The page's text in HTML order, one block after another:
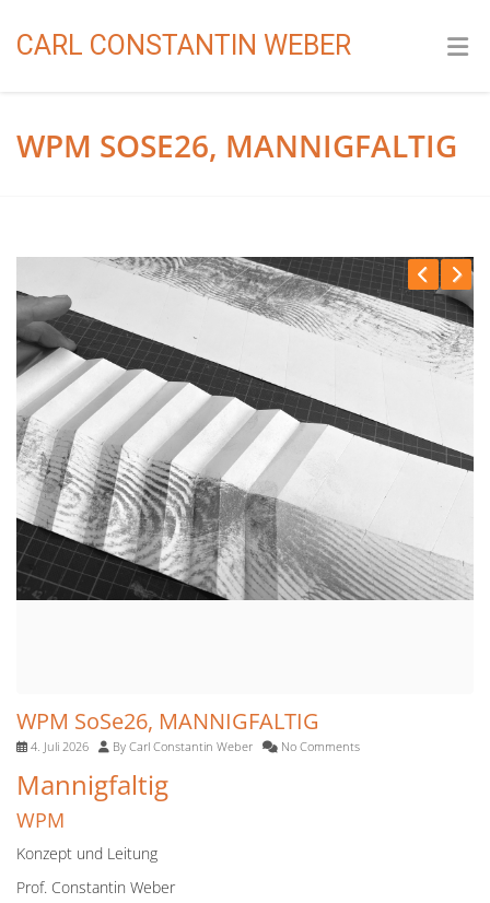
CARL CONSTANTIN WEBER
WPM SOSE26, MANNIGFALTIG
Previous
Next
WPM SoSe26, MANNIGFALTIG
4. Juli 2026 By Carl Constantin Weber No Comments
Mannigfaltig
WPM
Konzept und Leitung
Prof. Constantin Weber